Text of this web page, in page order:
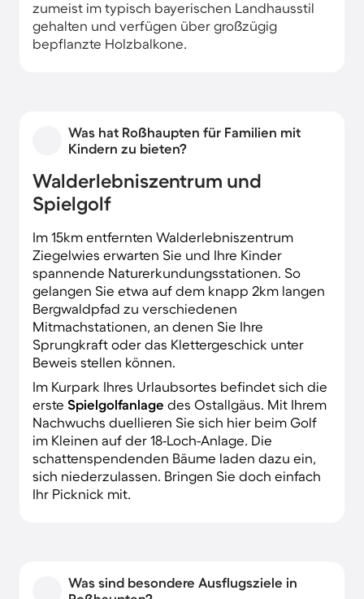
zumeist im typisch bayerischen Landhausstil
gehalten und verfügen über großzügig
bepflanzte Holzbalkone.
Was hat Roßhaupten für Familien mit
Kindern zu bieten?
Walderlebniszentrum und
Spielgolf
Im 15km entfernten Walderlebniszentrum
Ziegelwies erwarten Sie und Ihre Kinder
spannende Naturerkundungsstationen. So
gelangen Sie etwa auf dem knapp 2km langen
Bergwaldpfad zu verschiedenen
Mitmachstationen, an denen Sie Ihre
Sprungkraft oder das Klettergeschick unter
Beweis stellen können.
Im Kurpark Ihres Urlaubsortes befindet sich die
erste Spielgolfanlage des Ostallgäus. Mit Ihrem
Nachwuchs duellieren Sie sich hier beim Golf
im Kleinen auf der 18-Loch-Anlage. Die
schattenspendenden Bäume laden dazu ein,
sich niederzulassen. Bringen Sie doch einfach
Ihr Picknick mit.
Was sind besondere Ausflugsziele in